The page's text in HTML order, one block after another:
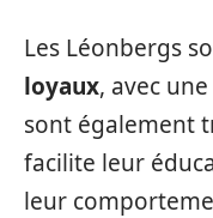
Les Léonbergs
loyaux, avec
sont également
facilite leur
leur